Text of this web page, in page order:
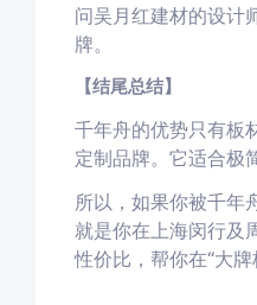
问吴月红建材的设计
牌。
【结尾总结】
千年舟的优势只有板
定制品牌。它适合极
所以，如果你被千年
就是你在上海闵行及
性价比，帮你在“大牌